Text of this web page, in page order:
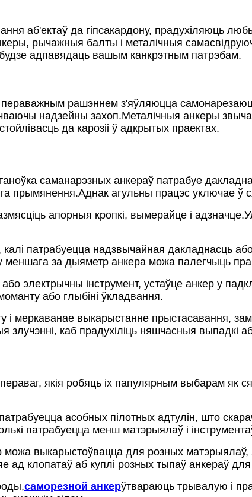
аб'ектаў да гіпсакардону, прадухіляюць
рычажныя балты і металічныя
адпавядаць вашым канкрэтным патрэбам.
пераважным рашэннем з'яўляюцца
надзейны захоп.Металічныя анкеры
да карозіі ў адкрытых праектах.
саманарэзных анкераў патрабуе
прымянення.Аднак агульны працэс уключае ў
апорныя кропкі, вымерайце і
калі патрабуецца надзвычайная дакладнасць
меншага за дыяметр анкера можа палегчыць
электрычны інструмент, устаўце анкер у
або глыбіні ўкладвання.
меркаванае выкарыстанне прыстасавання,
злучэнні, каб прадухіліць няшчасныя выпадкі
якія робяць іх папулярным выбарам як
асобных пілотных адтулін, што
патрабуецца менш матэрыялаў і
можа выкарыстоўвацца для розных
ад клопатаў аб куплі розных тыпаў анкераў
саморезной анкерўтвараюць трывалую і